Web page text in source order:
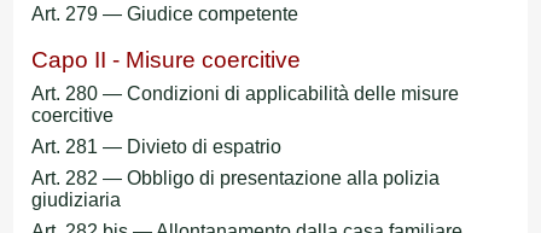
Art. 279 — Giudice competente
Capo II - Misure coercitive
Art. 280 — Condizioni di applicabilità delle misure
coercitive
Art. 281 — Divieto di espatrio
Art. 282 — Obbligo di presentazione alla polizia
giudiziaria